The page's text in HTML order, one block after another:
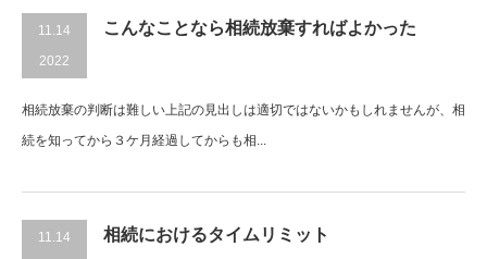
11.14
2022
こんなことなら相続放棄すればよかった
相続放棄の判断は難しい上記の見出しは適切ではないかもしれませんが、相
続を知ってから３ケ月経過してからも相...
11.14
相続におけるタイムリミット